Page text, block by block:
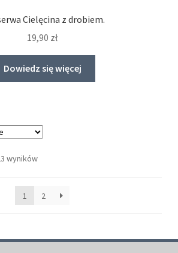
Cielęcina z drobiem.
19,90 zł
Dowiedz się więcej
wyników
1 2